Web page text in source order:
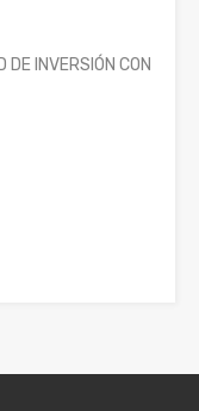
DE INVERSIÓN CON